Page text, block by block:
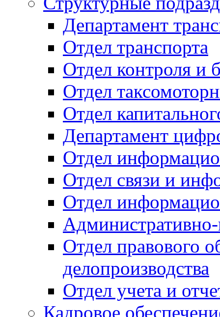
Департамент
Отдел транспорта
Отдел контроля и
Отдел
Отдел
Департамент
Отдел
Отдел связи и
Отдел
Отдел правового
делопроизводства
Отдел учета и
Кадровое